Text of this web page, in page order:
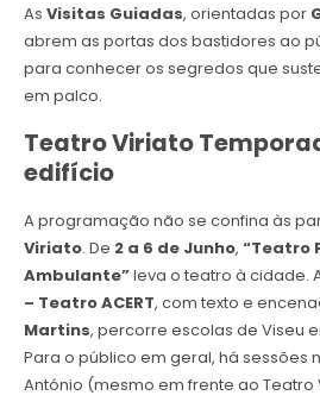
As Visitas Guiadas, orientadas por
abrem as portas dos bastidores ao
para conhecer os segredos que
em palco.
Teatro Viriato
edifício
A programação não se confina às
Viriato. De 2 a 6 de Junho, “Teatro
Ambulante”leva o teatro à cidade.
– Teatro ACERT, com texto e
Martins, percorre escolas de Viseu
Para o público em geral, há sessões
António (mesmo em frente ao Teatro